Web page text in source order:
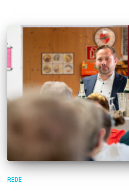
REDE